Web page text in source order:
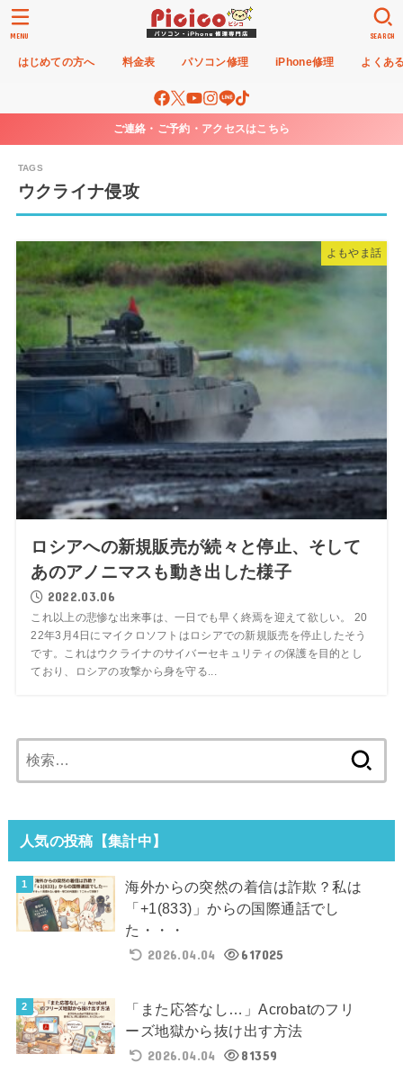
はじめての方へ 料金表 パソコン修理 iPhone修理 よくあ
SEARCH
MENU
ご連絡・ご予約・アクセスはこちら
ウクライナ侵攻
よもやま話
ロシアへの新規販売が続々と停止、そして
あのアノニマスも動き出した様子
2022.03.06
これ以上の悲惨な出来事は、一日でも早く終焉を迎えて欲しい。 20
22年3月4日にマイクロソフトはロシアでの新規販売を停止したそう
です。これはウクライナのサイバーセキュリティの保護を目的とし
ており、ロシアの攻撃から身を守る...
索:
人気の投稿【集計中】
海外からの突然の着信は詐欺？私は
「+1(833)」からの国際通話でし
た・・・
2026.04.04
617025
「また応答なし…」Acrobatのフリ
ーズ地獄から抜け出す方法
2026.04.04
81359